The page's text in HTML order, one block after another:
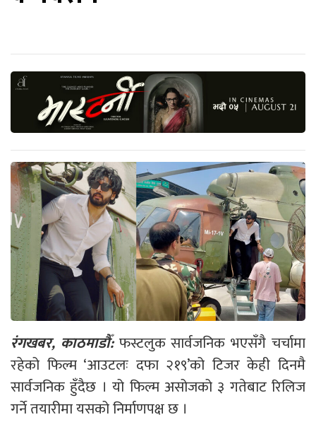
रंगखबर, काठमाडौँ: फस्टलुक सार्वजनिक भएसँगै चर्चामा
रहेको फिल्म ‘आउटलः दफा २१९’को टिजर केही दिनमै
सार्वजनिक हुँदैछ । यो फिल्म असोजको ३ गतेबाट रिलिज
गर्ने तयारीमा यसको निर्माणपक्ष छ ।